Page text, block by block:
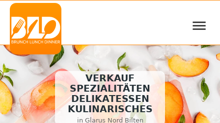
≡
VERKAUF
SPEZIALITÄTEN
DELIKATESSEN
KULINARISCHES
in Glarus Nord Bilten